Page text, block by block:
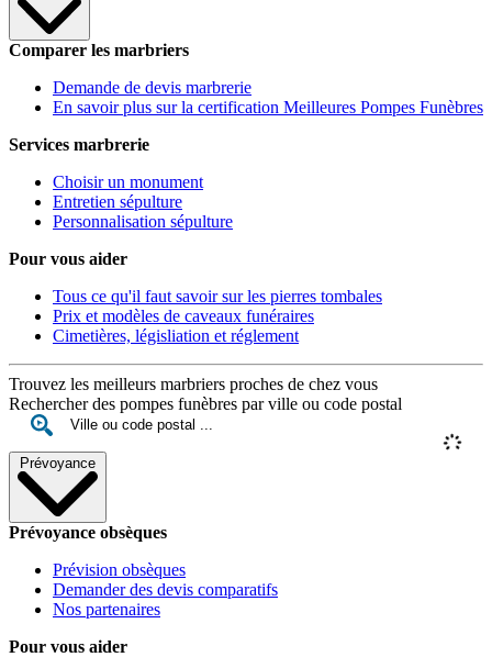
Comparer les marbriers
Demande de devis marbrerie
En savoir plus sur la certification Meilleures Pompes Funèbres
Services marbrerie
Choisir un monument
Entretien sépulture
Personnalisation sépulture
Pour vous aider
Tous ce qu'il faut savoir sur les pierres tombales
Prix et modèles de caveaux funéraires
Cimetières, législiation et réglement
Trouvez les meilleurs marbriers proches de chez vous
Rechercher des pompes funèbres par ville ou code postal
Prévoyance
Prévoyance obsèques
Prévision obsèques
Demander des devis comparatifs
Nos partenaires
Pour vous aider